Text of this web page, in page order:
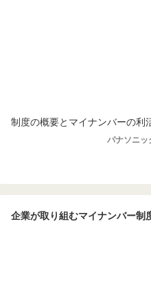
制度の概要とマイナンバーの利
パナソニッ
企業が取り組むマイナンバー制